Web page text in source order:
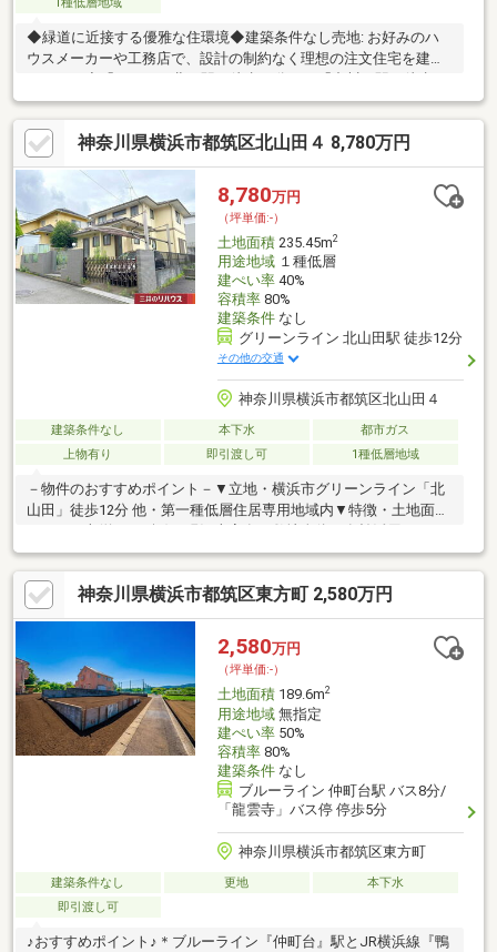
1種低層地域
◆緑道に近接する優雅な住環境◆建築条件なし売地: お好みのハ
ウスメーカーや工務店で、設計の制約なく理想の注文住宅を建築
分）の2駅利用が可能～ライフインフォメーション～○モザイクモ
ール港北／そうてつローゼン等・・・約820m○港北みなも／ダイ
エー等・・・約870m○あいたい／東急ストア等・・・約880m○横
浜市立都筑小学校・・・約430m○横浜市立中川西中学校・・・約
1100m○金の星幼稚園・・・約730m○つづきルーテル保育
園・・・約580m○中川ききょう公園・・・約280m○中川八幡山公
園・・・約300m
神奈川県横浜市都筑区北山田４ 8,780万円
8,780万円
（坪単価:-）
土地面積235.45m2
用途地域１種低層
建ぺい率40%
容積率80%
建築条件なし
グリーンライン 北山田駅 徒歩12分
その他の交通
神奈川県横浜市都筑区北山田４
建築条件なし 本下水
都市ガス
上物有り
即引渡し可 1種低層地域
－物件のおすすめポイント－▼立地・横浜市グリーンライン「北
山田」徒歩12分 他・第一種低層住居専用地域内▼特徴・土地面積
い整形地・前面道路は北側幅員約6.0mの公道・接道間口は約
11.2mと広く、スペースを有効に活用可能・建築条件付宅地販売
ではありません・即引渡し可能(残金精算後)▼周辺環境・ヨーク
マート港北店 徒歩3分(約200m)・横浜市立牛久保小学校 徒歩6分
(約470m)■ ご希望の住まい探しをお手伝いします
━━━━━・・・物件の詳細・ご相談はお気軽にお問い合わせく
ださい。
神奈川県横浜市都筑区東方町 2,580万円
2,580万円
（坪単価:-）
土地面積189.6m2
用途地域無指定
建ぺい率50%
容積率80%
建築条件なし
ブルーライン 仲町台駅 バス8分/
「龍雲寺」バス停 停歩5分
神奈川県横浜市都筑区東方町
建築条件なし 更地
本下水
即引渡し可
♪おすすめポイント♪＊ブルーライン『仲町台』駅とJR横浜線『鴨